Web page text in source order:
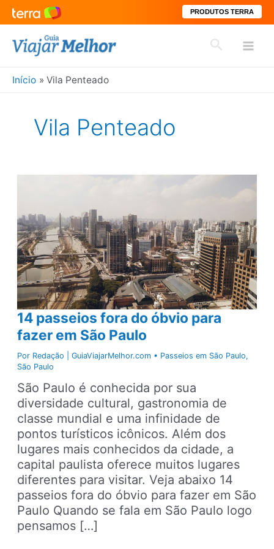
PRODUTOS TERRA
para
conteúdo
Pesquisar
Início Vila Penteado
Vila Penteado
14 passeios fora do óbvio para
fazer em São Paulo
Por Redação | GuiaViajarMelhor.com • Passeios em São Paulo,
São Paulo
São Paulo é conhecida por sua
diversidade cultural, gastronomia de
classe mundial e uma infinidade de
pontos turísticos icônicos. Além dos
lugares mais conhecidos da cidade, a
capital paulista oferece muitos lugares
diferentes para visitar. Veja abaixo 14
passeios fora do óbvio para fazer em São
Paulo Quando se fala em São Paulo logo
pensamos […]